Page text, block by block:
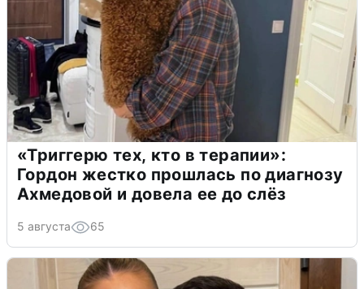
«Триггерю тех, кто в терапии»:
Гордон жестко прошлась по диагнозу
Ахмедовой и довела ее до слёз
5 августа 65